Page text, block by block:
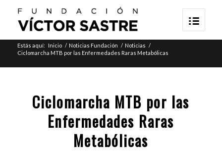
Estás aquí: Inicio / Noticias Fundación / Noticias /
Ciclomarcha MTB por las Enfermedades Raras Metabólicas
Ciclomarcha MTB por las
Enfermedades Raras
Metabólicas